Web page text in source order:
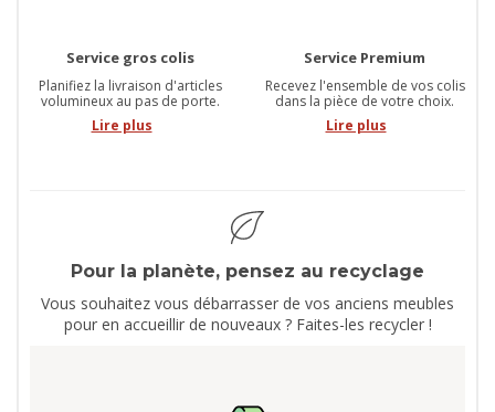
Service gros colis
Planifiez la livraison d'articles
volumineux au pas de porte.
Lire plus
Service Premium
Recevez l'ensemble de vos colis
dans la pièce de votre choix.
Lire plus
Pour la planète, pensez au recyclage
Vous souhaitez vous débarrasser de vos anciens meubles
pour en accueillir de nouveaux ? Faites-les recycler !